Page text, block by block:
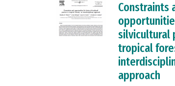
Constraints
silvicultural
tropical
approach